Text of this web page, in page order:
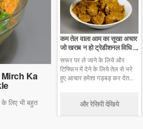
Mirch Ka
लिए भी बहुत
कम तेल वाला आम का सूखा अचार
जो खराब न हो ट्रेडीशनल विधि ...
सफर पर ले जाने के लिये और
टिफ्फिन में देने के लिये तेल से भरे
हुए आचार हमेशा गड़बड़ कर देत...
और रेसिपी देखिये